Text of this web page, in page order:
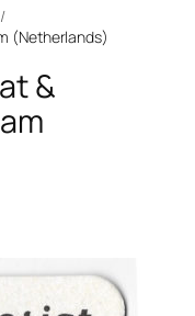
(Netherlands)
&